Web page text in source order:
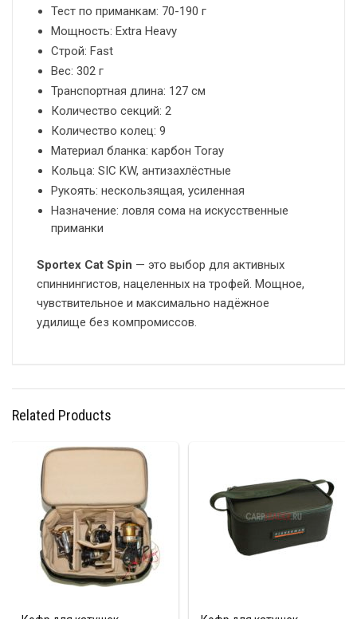
Тест по приманкам: 70-190 г
Мощность: Extra Heavy
Строй: Fast
Вес: 302 г
Транспортная длина: 127 см
Количество секций: 2
Количество колец: 9
Материал бланка: карбон Toray
Кольца: SIC KW, антизахлёстные
Рукоять: нескользящая, усиленная
Назначение: ловля сома на искусственные
приманки
Sportex Cat Spin — это выбор для активных
спиннингистов, нацеленных на трофей. Мощное,
чувствительное и максимально надёжное
удилище без компромиссов.
Related Products